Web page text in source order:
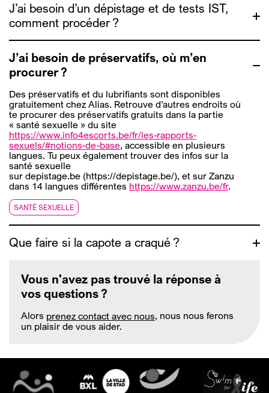
https://www.exaequo.be/fr/ta-
sante/undetectable
https://www.exaequo.be/fr/
J’ai besoin d’un dépistage et de tests IST,
comment procéder ?
J’ai besoin de préservatifs, où m’en
procurer ?
Des préservatifs et du lubrifiants sont disponibles
gratuitement chez Alias. Retrouve d’autres endroits où
te procurer des préservatifs gratuits dans la partie
« santé sexuelle » du site
https://www.info4escorts.be/fr/les-rapports-
sexuels/#notions-de-base, accessible en plusieurs
langues. Tu peux également trouver des infos sur la
santé sexuelle
sur depistage.be (https://depistage.be/), et sur Zanzu
dans 14 langues différentes https://www.zanzu.be/fr.
SANTÉ SEXUELLE
Que faire si la capote a craqué ?
sexuels/#notions-de-base
https://www.exaequo.be/fr/safer-sex
Vous n'avez pas trouvé la réponse à
vos questions ?
Alors prenez contact avec nous, nous nous ferons
un plaisir de vous aider.